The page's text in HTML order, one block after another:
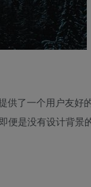
供了一个用户友好
便是没有设计背景